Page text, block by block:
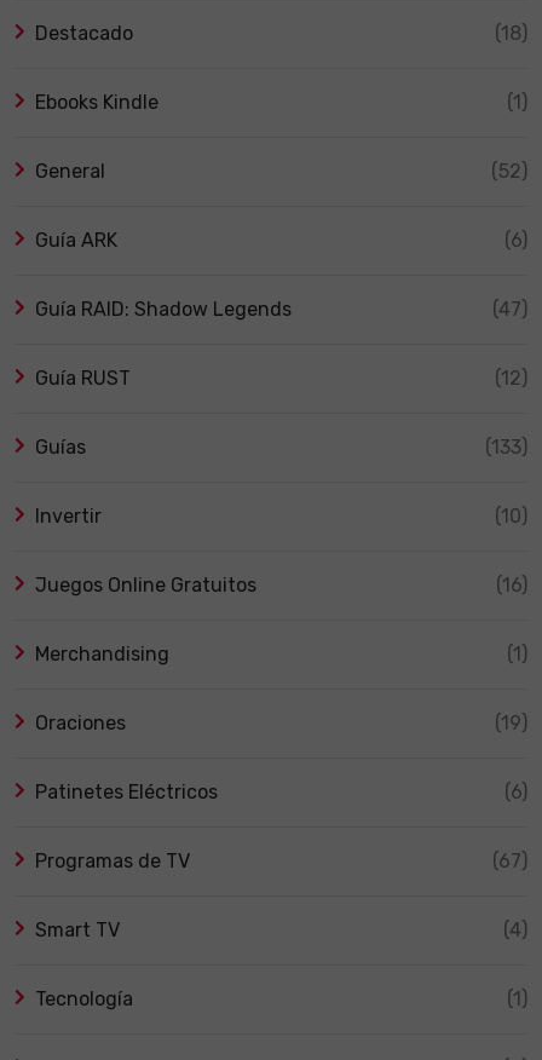
Destacado (18)
Ebooks Kindle (1)
General (52)
Guía ARK (6)
Guía RAID: Shadow Legends (47)
Guía RUST (12)
Guías (133)
Invertir (10)
Juegos Online Gratuitos (16)
Merchandising (1)
Oraciones (19)
Patinetes Eléctricos (6)
Programas de TV (67)
Smart TV (4)
Tecnología (1)